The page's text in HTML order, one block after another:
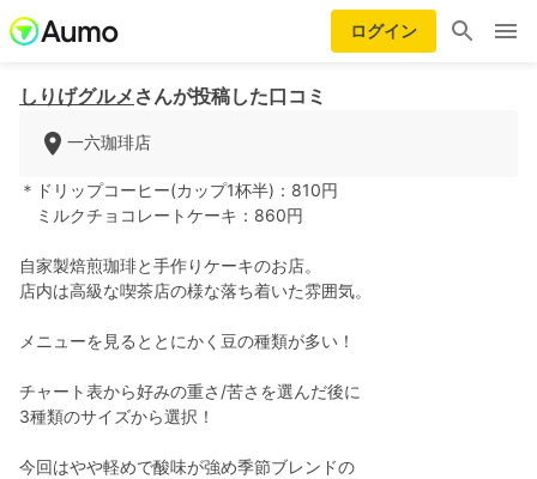
ログイン
しりげグルメ さんが投稿した口コミ
一六珈琲店
＊ドリップコーヒー(カップ1杯半)：810円
ミルクチョコレートケーキ：860円
自家製焙煎珈琲と手作りケーキのお店。
店内は高級な喫茶店の様な落ち着いた雰囲気。
メニューを見るととにかく豆の種類が多い！
チャート表から好みの重さ/苦さを選んだ後に
3種類のサイズから選択！
今回はやや軽めで酸味が強め季節ブレンドの